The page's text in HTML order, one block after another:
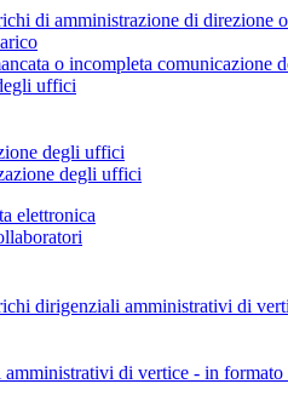
di amministrazione di direzione
o incompleta comunicazione
uffici
degli uffici
degli uffici
elettronica
dirigenziali amministrativi di
amministrativi di vertice - in formato